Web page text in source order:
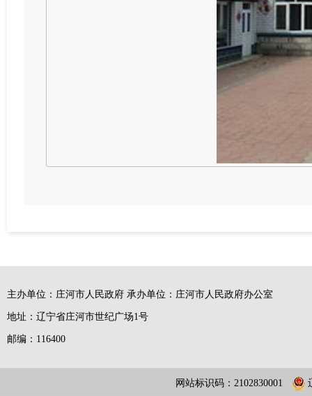
主办单位：庄河市人民政府 承办单位：庄河市人民政府办公室
地址：辽宁省庄河市世纪广场1号
邮编：116400
网站标识码：2102830001